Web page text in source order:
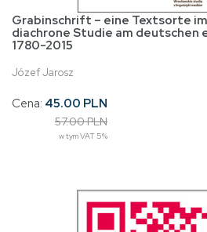
Grabinschrift – eine Textsorte im
diachrone Studie am deutschen
1780-2015
Józef Jarosz
Cena: 45.00 PLN
57.00 PLN
w tym VAT 5%